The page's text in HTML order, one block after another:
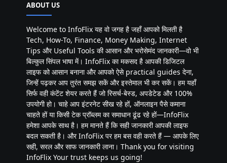
ABOUT US
Welcome to InfoFlix यह वो जगह है जहाँ आपको मिलती है
Tech, How-To, Finance, Money Making, Internet
Tips और Useful Tools की आसान और भरोसेमंद जानकारी—वो भी
बिल्कुल सिंपल भाषा में। InfoFlix का मकसद है आपकी डिजिटल
लाइफ को आसान बनाना और आपको ऐसे practical guides देना,
जिन्हें पढ़कर आप तुरंत समझ सकें और इस्तेमाल भी कर सकें। हम यहाँ
सिर्फ वही कंटेंट शेयर करते हैं जो रिसर्च-बेस्ड, अपडेटेड और 100%
उपयोगी हो। चाहे आप इंटरनेट सीख रहे हों, ऑनलाइन पैसे कमाना
चाहते हों या किसी टेक प्रॉब्लम का समाधान ढूंढ रहे हों—InfoFlix
हमेशा आपके साथ है। हम मानते हैं कि सही जानकारी आपकी लाइफ
बदल सकती है। और InfoFlix पर हम बस वही करते हैं — आपके लिए
सही, सरल और साफ जानकारी लाना। Thank you for visiting
InfoFlix Your trust keeps us going!